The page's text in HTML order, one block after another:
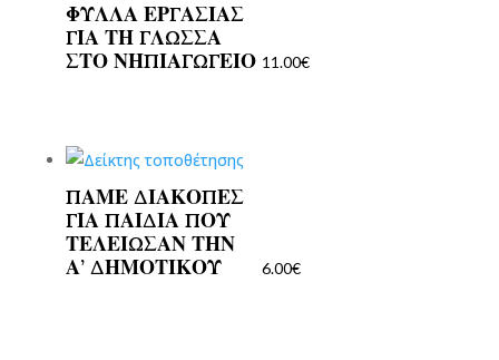
ΦΥΛΛΑ ΕΡΓΑΣΙΑΣ
ΓΙΑ ΤΗ ΓΛΩΣΣΑ
ΣΤΟ ΝΗΠΙΑΓΩΓΕΙΟ 11.00€
ΠΑΜΕ ΔΙΑΚΟΠΕΣ
ΓΙΑ ΠΑΙΔΙΑ ΠΟΥ
ΤΕΛΕΙΩΣΑΝ ΤΗΝ
Α’ ΔΗΜΟΤΙΚΟΥ
6.00€